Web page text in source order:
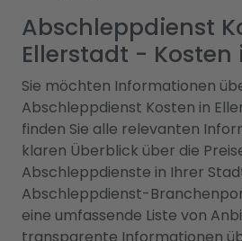
Abschleppdienst
Ellerstadt - Kosten
Sie möchten Informationen
Abschleppdienst Kosten in
finden Sie alle relevanten
klaren Überblick über die
Abschleppdienste in Ihrer
Abschleppdienst-
eine umfassende Liste von
transparente Informationen